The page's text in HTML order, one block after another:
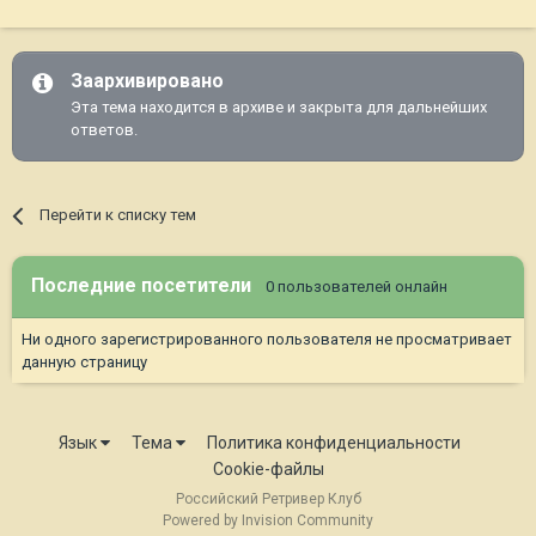
Заархивировано
Эта тема находится в архиве и закрыта для дальнейших
ответов.
Перейти к списку тем
Последние посетители 0 пользователей онлайн
Ни одного зарегистрированного пользователя не просматривает
данную страницу
Язык Тема
Политика конфиденциальности
Cookie-файлы
Российский Ретривер Клуб
Powered by Invision Community